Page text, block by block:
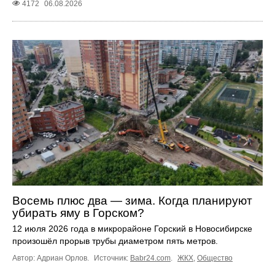
4172 06.08.2026
Восемь плюс два — зима. Когда планируют
убирать яму в Горском?
12 июля 2026 года в микрорайоне Горский в Новосибирске
произошёл прорыв трубы диаметром пять метров.
Автор: Адриан Орлов. Источник: Babr24.com. ЖКХ, Общество